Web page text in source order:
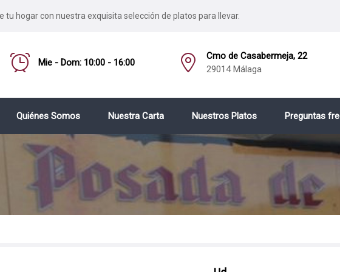
hogar con nuestra exquisita selección de platos para llevar.
Mie - Dom: 10:00 - 16:00
Cmo de Casabermeja, 22
29014 Málaga
Quiénes Somos Nuestra Carta Nuestros Platos Preguntas